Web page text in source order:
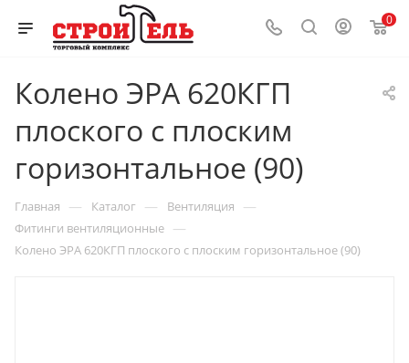
0
Колено ЭРА 620КГП
плоского с плоским
горизонтальное (90)
Главная — Каталог — Вентиляция —
Фитинги вентиляционные —
Колено ЭРА 620КГП плоского с плоским горизонтальное (90)